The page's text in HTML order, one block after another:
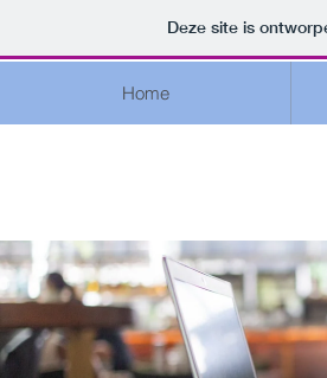
Deze site is
Home